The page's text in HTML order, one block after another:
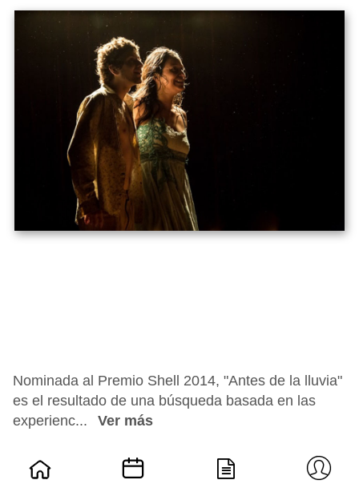
Nominada al Premio Shell 2014, "Antes de la lluvia"
es el resultado de una búsqueda basada en las
experienc...
Ver más